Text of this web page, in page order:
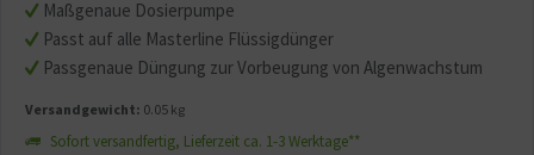
Maßgenaue Dosierpumpe
Passt auf alle Masterline Flüssigdünger
Passgenaue Düngung zur Vorbeugung von Algenwachstum
Versandgewicht: 0.05 kg
Sofort versandfertig, Lieferzeit ca. 1-3 Werktage**